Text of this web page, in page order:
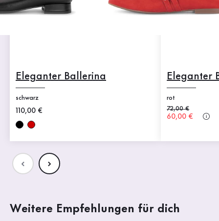
Eleganter Ballerina
schwarz
Neuer Preis
110,00 €
Eleganter
rot
Alter Preis
72,00 €
Neuer Preis
60,00 €
Weitere Empfehlungen für dich